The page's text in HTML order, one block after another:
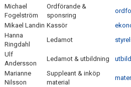
MATCHER
SUICIDE ZERO
HANDBOLL FITNESS
Michael
Fogelström
Ordförande &
sponsring
Mikael Landin Kassör
Hanna
Ringdahl
Ledamot
Ulf
Andersson
Ledamot & utbildning
Marianne
Nilsson
Suppleant & inköp
material